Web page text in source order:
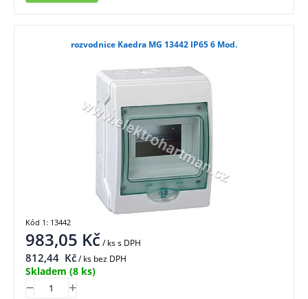
rozvodnice Kaedra MG 13442 IP65 6 Mod.
983,05 Kč/ kss DPH
812,44 Kč/ ks bez DPH
Skladem (8 ks)
Kód 1: 13442